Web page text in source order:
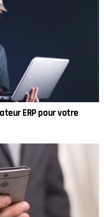
ERP pour votre